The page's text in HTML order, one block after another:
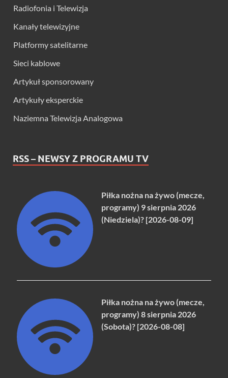
Radiofonia i Telewizja
Kanały telewizyjne
Platformy satelitarne
Sieci kablowe
Artykuł sponsorowany
Artykuły eksperckie
Naziemna Telewizja Analogowa
RSS – NEWSY Z PROGRAMU TV
Piłka nożna na żywo (mecze,
programy) 9 sierpnia 2026
(Niedziela)? [2026-08-09]
Piłka nożna na żywo (mecze,
programy) 8 sierpnia 2026
(Sobota)? [2026-08-08]